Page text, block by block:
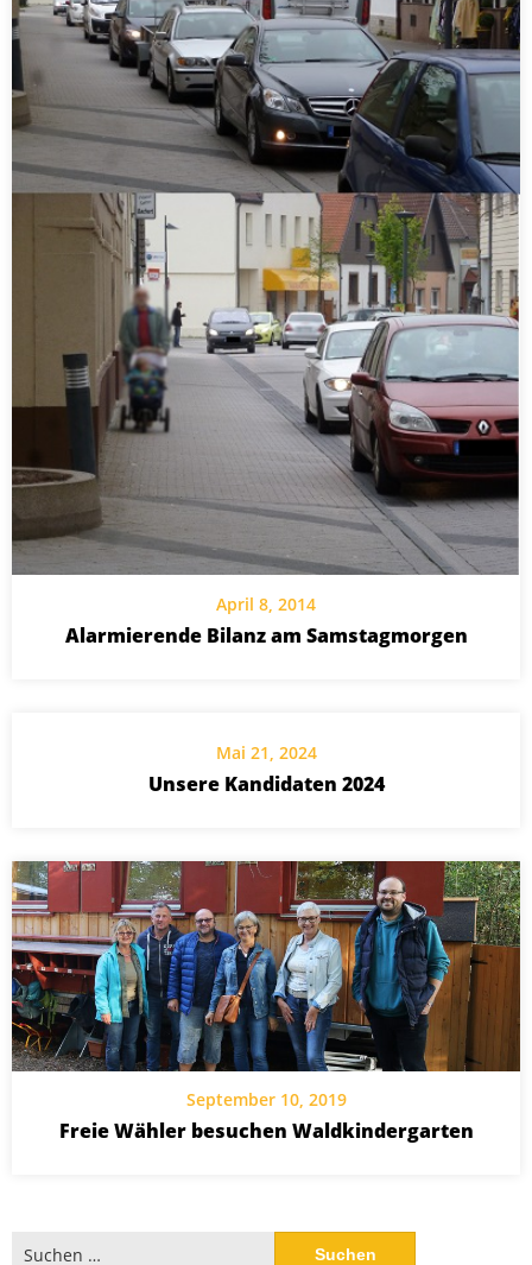
April 8, 2014
Alarmierende Bilanz am Samstagmorgen
Mai 21, 2024
Unsere Kandidaten 2024
September 10, 2019
Freie Wähler besuchen Waldkindergarten